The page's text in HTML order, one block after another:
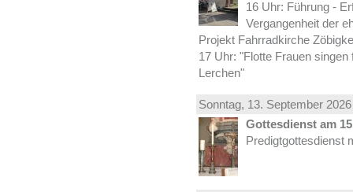
16 Uhr: Führung -
Vergangenheit der
Projekt Fahrradkirche
17 Uhr: "Flotte Frauen
Lerchen"
Sonntag, 13. September
Gottesdienst am
Predigtgottesdienst